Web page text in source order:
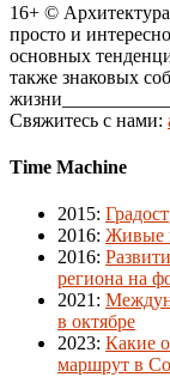
16+ ©
просто и
основных
также знаковых
Свяжитесь с нами:
Time Machine
2015:
2016: Живые
2016:
региона на
2021 :
в октябре
2023: Какие
маршрут в